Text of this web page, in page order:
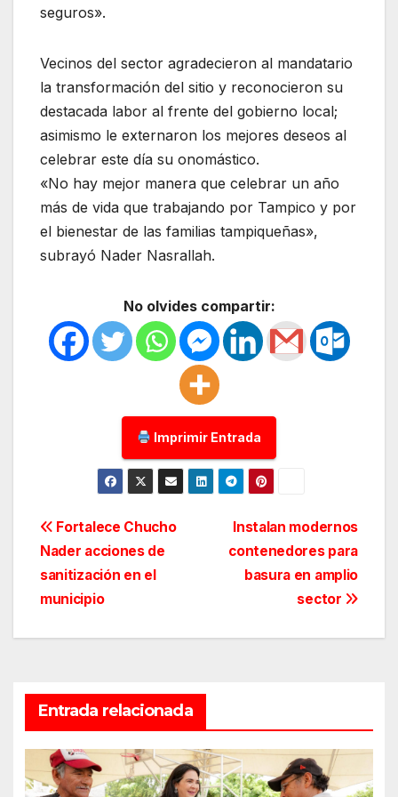
seguros».
Vecinos del sector agradecieron al mandatario
la transformación del sitio y reconocieron su
destacada labor al frente del gobierno local;
asimismo le externaron los mejores deseos al
celebrar este día su onomástico.
«No hay mejor manera que celebrar un año
más de vida que trabajando por Tampico y por
el bienestar de las familias tampiqueñas»,
subrayó Nader Nasrallah.
No olvides compartir:
Imprimir Entrada
Navegación
de
entradas
Instalan modernos
contenedores para
basura en amplio
sector
Fortalece Chucho
Nader acciones de
sanitización en el
municipio
Entrada relacionada